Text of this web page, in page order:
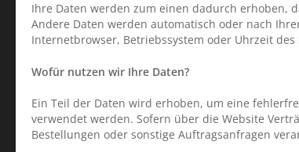
Ihre Daten werden zum einen dadurch erhoben,
Andere Daten werden automatisch oder nach
Internetbrowser, Betriebssystem oder Uhrzeit
Wofür nutzen wir Ihre Daten?
Ein Teil der Daten wird erhoben, um eine
verwendet werden. Sofern über die Website
Bestellungen oder sonstige Auftragsanfragen